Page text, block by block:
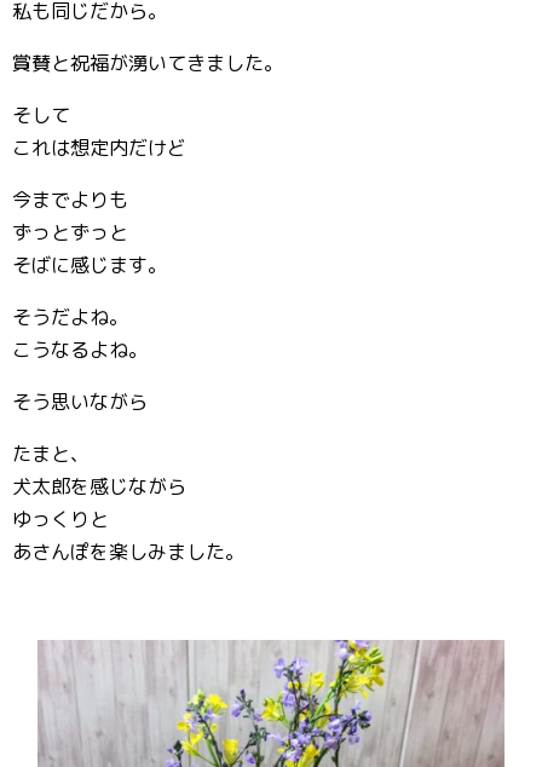
私も同じだから。
賞賛と祝福が湧いてきました。
そして
これは想定内だけど
今までよりも
ずっとずっと
そばに感じます。
そうだよね。
こうなるよね。
そう思いながら
たまと、
犬太郎を感じながら
ゆっくりと
あさんぽを楽しみました。